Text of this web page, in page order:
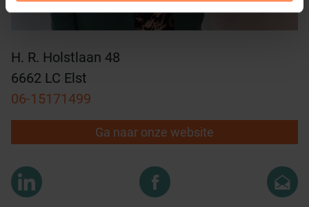
H. R. Holstlaan 48
6662 LC Elst
06-15171499
Ga naar onze website